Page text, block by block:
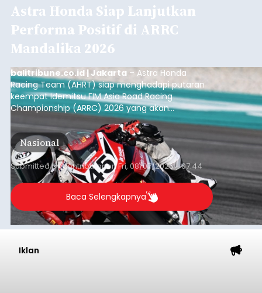
Astra Honda Siap Lanjutkan
Performa Positif di ARRC
Mandalika 2026
balitribune.co.id | Jakarta – Astra Honda
Racing Team (AHRT) siap menghadapi putaran
keempat Idemitsu FIM Asia Road Racing
Championship (ARRC) 2026 yang akan
berlangsung di Pertamina Mandalika
International Circuit, Lombok, Nusa Tenggara
Barat, pada 7–9 Agustus 2026.
Nasional
Submitted bycontributoronFri, 08/07/2026 - 07:44
Baca Selengkapnya
Iklan